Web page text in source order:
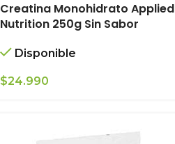
Creatina Monohidrato Applied
Nutrition 250g Sin Sabor
Disponible
$24.990